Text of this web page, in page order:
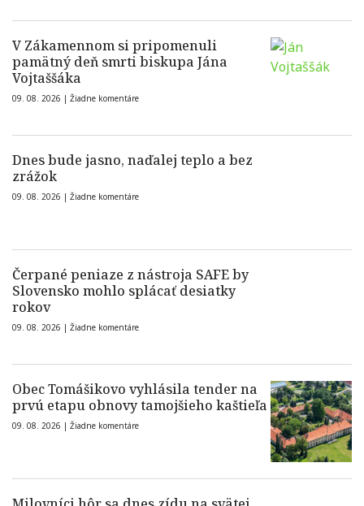
V Zákamennom si pripomenuli
pamätný deň smrti biskupa Jána
Vojtaššáka
09. 08. 2026 | Žiadne komentáre
Dnes bude jasno, naďalej teplo a bez
zrážok
09. 08. 2026 | Žiadne komentáre
Čerpané peniaze z nástroja SAFE by
Slovensko mohlo splácať desiatky
rokov
09. 08. 2026 | Žiadne komentáre
Obec Tomášikovo vyhlásila tender na
prvú etapu obnovy tamojšieho kaštieľa
09. 08. 2026 | Žiadne komentáre